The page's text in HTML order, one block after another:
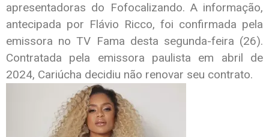
apresentadoras do Fofocalizando. A informação,
antecipada por Flávio Ricco, foi confirmada pela
emissora no TV Fama desta segunda-feira (26).
Contratada pela emissora paulista em abril de
2024, Cariúcha decidiu não renovar seu contrato.